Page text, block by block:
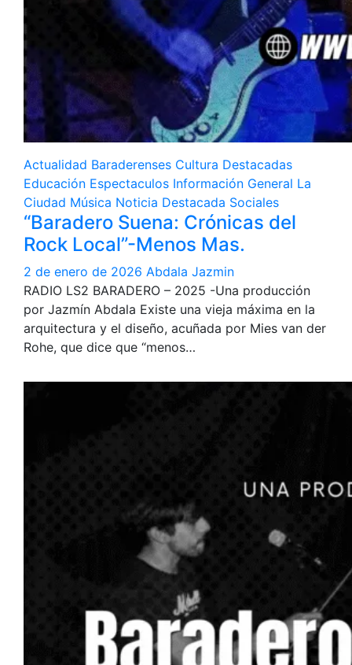
Actualidad Baraderenses Cultura Destacadas
Educación Espectaculos Información General La
Ciudad Música Noticia Destacada Sociales
“Baradero Suena: Crónicas del
Rock Local”-Menos Mas.
2 de enero de 2026 Abdala Jazmin
RADIO LS2 BARADERO – 2025 -Una producción
por Jazmín Abdala Existe una vieja máxima en la
arquitectura y el diseño, acuñada por Mies van der
Rohe, que dice que “menos…